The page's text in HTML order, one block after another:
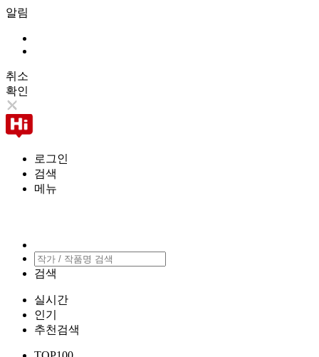
알림
취소
확인
로그인
검색
메뉴
검색
실시간
인기
추천검색